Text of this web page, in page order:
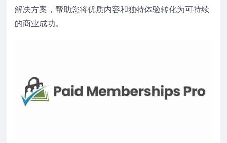
解决方案，帮助您将优质内容和独特体验转化为可持续
的商业成功。